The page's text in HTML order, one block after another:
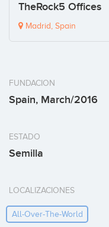
TheRock5 Offices
Madrid, Spain
FUNDACION
Spain, March/2016
ESTADO
Semilla
LOCALIZACIONES
All-Over-The-World